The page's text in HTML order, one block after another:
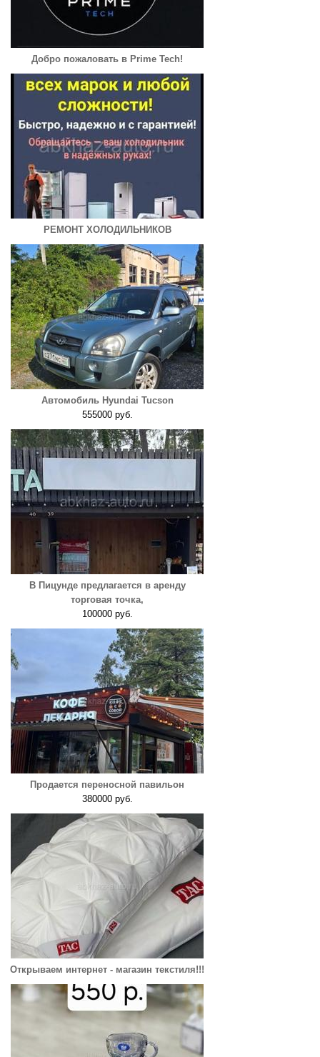
Добро пожаловать в Prime Tech!
РЕМОНТ ХОЛОДИЛЬНИКОВ
Автомобиль Hyundai Tucson
555000 руб.
В Пицунде предлагается в аренду
торговая точка,
100000 руб.
Продается переносной павильон
380000 руб.
Открываем интернет - магазин текстиля!!!